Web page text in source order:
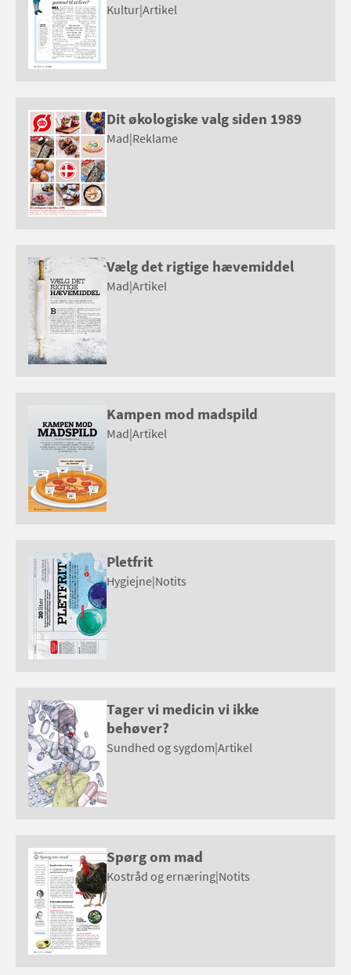
Kultur|Artikel
Dit økologiske valg siden 1989
Mad|Reklame
Vælg det rigtige hævemiddel
Mad|Artikel
Kampen mod madspild
Mad|Artikel
Pletfrit
Hygiejne|Notits
Tager vi medicin vi ikke
behøver?
Sundhed og sygdom|Artikel
Spørg om mad
Kostråd og ernæring|Notits